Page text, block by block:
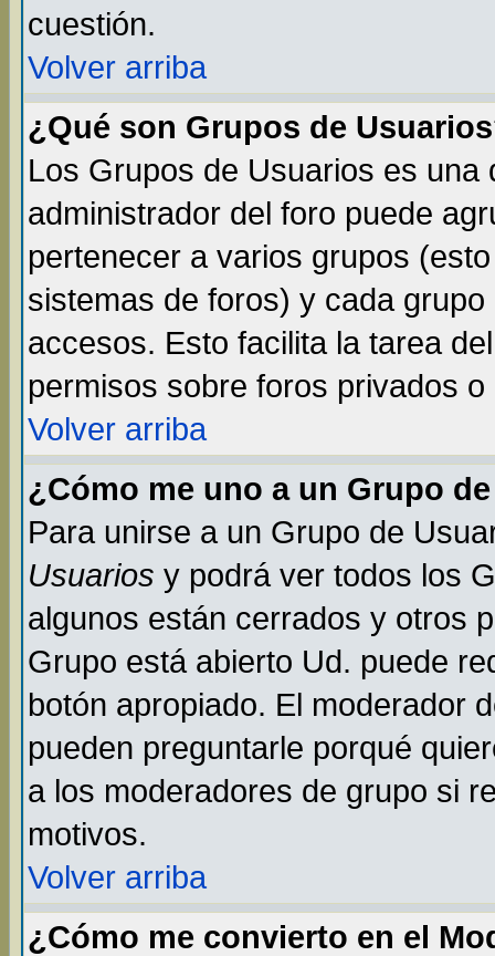
cuestión.
Volver arriba
¿Qué son Grupos de
Los Grupos de Usuarios es una
administrador del foro puede
pertenecer a varios grupos
sistemas de foros) y cada
accesos. Esto facilita la tarea
permisos sobre foros privados
Volver arriba
¿Cómo me uno a un Grupo
Para unirse a un Grupo de
Usuarios y podrá ver todos los
algunos están cerrados y otros
Grupo está abierto Ud. puede
botón apropiado. El moderador
pueden preguntarle porqué
a los moderadores de grupo si
motivos.
Volver arriba
¿Cómo me convierto en el